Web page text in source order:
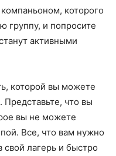
которого
группу, и попросите
активными
которой вы можете
Представьте, что вы
вы не можете
Все, что вам нужно
свой лагерь и быстро